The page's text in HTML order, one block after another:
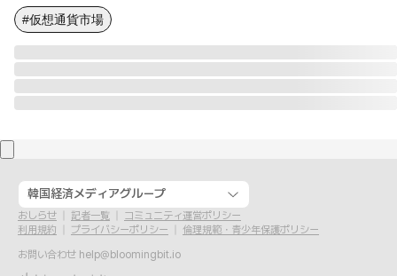
#仮想通貨市場
韓国経済メディアグループ
おしらせ 記者一覧
コミュニティ運営ポリシー
利用規約
プライバシーポリシー
倫理規範・青少年保護ポリシー
お問い合わせ help@bloomingbit.io